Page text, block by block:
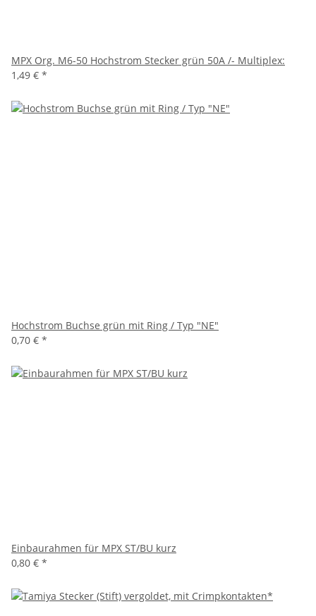
MPX Org. M6-50 Hochstrom Stecker grün 50A /- Multiplex:
1,49 € *
Hochstrom Buchse grün mit Ring / Typ "NE"
0,70 € *
Einbaurahmen für MPX ST/BU kurz
0,80 € *